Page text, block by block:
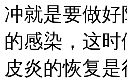
冲就是要做
的感染，这
皮炎的恢复是